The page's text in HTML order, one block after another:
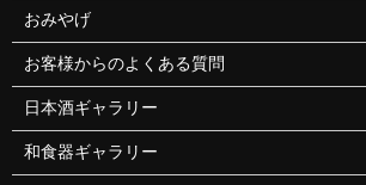
おみやげ
お客様からのよくある質問
日本酒ギャラリー
和食器ギャラリー